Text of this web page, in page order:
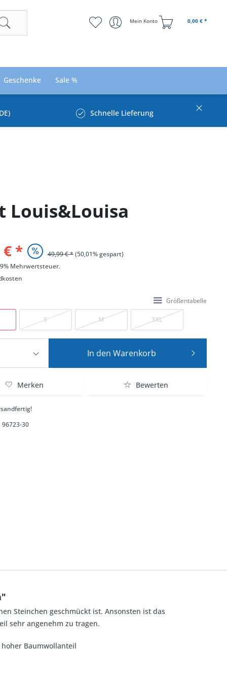
Mein Konto 0,00 € *
Geschenke Sale %
Schnelle Lieferung
Louis&Louisa
€ * 49,99 € *(50,01% gespart)
Mehrwertsteuer.
Größentabelle
S M 3XL
In den Warenkorb
Merken Bewerten
96723-30
Steinchen geschmückt ist. Ansonsten ist das
sehr angenehm zu tragen.
Baumwollanteil